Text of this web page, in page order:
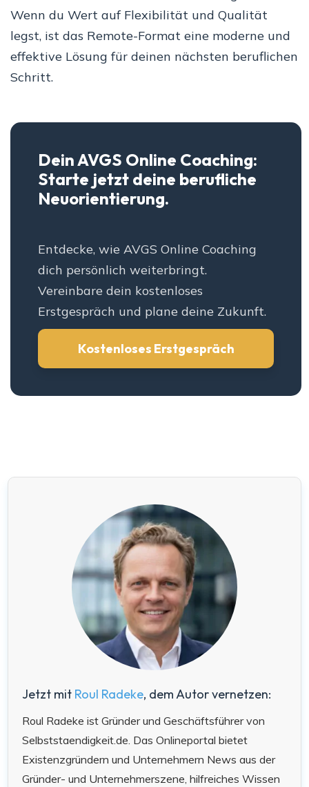
Wenn du Wert auf Flexibilität und Qualität
legst, ist das Remote-Format eine moderne und
effektive Lösung für deinen nächsten beruflichen
Schritt.
Dein AVGS Online Coaching:
Starte jetzt deine berufliche
Neuorientierung.
Entdecke, wie AVGS Online Coaching
dich persönlich weiterbringt.
Vereinbare dein kostenloses
Erstgespräch und plane deine Zukunft.
Kostenloses Erstgespräch
Jetzt mit Roul Radeke, dem Autor vernetzen:
Roul Radeke ist Gründer und Geschäftsführer von
Selbststaendigkeit.de. Das Onlineportal bietet
Existenzgründern und Unternehmern News aus der
Gründer- und Unternehmerszene, hilfreiches Wissen